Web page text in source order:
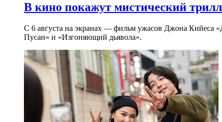
В кино покажут мистический
С 6 августа на экранах — фильм ужасов Джона Кийеса
Пусан» и «Изгоняющий дьявола».